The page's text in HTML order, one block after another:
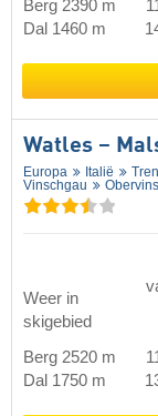
Berg 2390 m
Dal 1460 m
Watles –
Europa Italië
Vinschgau
Weer in
skigebied
Berg 2520 m
Dal 1750 m